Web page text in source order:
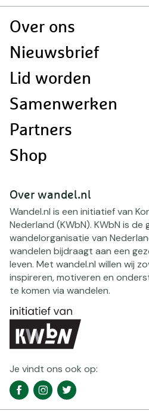
Doormat
Over ons
Nieuwsbrief
Lid worden
Samenwerken
Partners
Shop
Over wandel.nl
Wandel.nl is een initiatief van
Nederland (KWbN). KWbN is
wandelorganisatie van
wandelen bijdraagt aan een
leven. Met wandel.nl willen wij
inspireren, motiveren en
te komen via wandelen.
Je vindt ons ook op:
Social
media
FacebookInstagramTwitter